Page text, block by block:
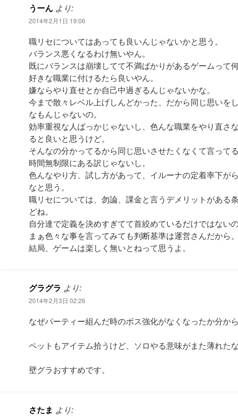
うーん より:
2014年2月1日 19:06
職リセについてはあっても良いんじゃないかと思う。
バランス悪くなるわけ無いやん。
既にバランスは崩壊してて不満ばかりがあるゲームって
好きな職業に付けるたら良いやん。
嫌ならやり直せとか自己中過ぎるんじゃないかな。
今まで散々レベル上げしんどかった、だから同じ思いを
なもんじゃないの。
効率重視な人ばっかじゃないし、色んな職業をやり直さ
ると良いと思うけど。
そんなの分かってるから同じ思いさせたくなくて言って
時間無制限にある訳じゃないし。
色んなやり方、試し方があって、イルーナの定着率下が
なと思う。
職リセについては、勿論、課金と言うデメリットがある
どね。
自分達で定義を決めすぎてて首絞めているだけではない
まぁ色々な事を言ってみても判断基準は運営さんだから。
結局、ゲームは楽しく無いとねって思うよ。
グラグラ より:
2014年2月3日 02:26
なぜパーティー組んだ時のボス強化がなくなったか分から
ペットもアイテム拾うけど、ソロやる意味がまた薄れた
壁グラおすすめです。
さたま より: